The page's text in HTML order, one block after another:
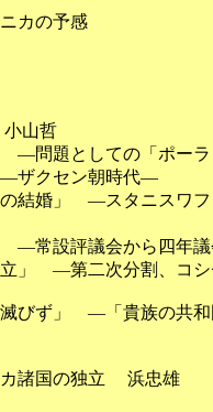
タニカの予
に
ンド 小山哲
としての「ポー
クセン朝時代―
―スタニスワフ・ア
設評議会から四
二次分割、コシチ
―「貴族の共和国」
諸国の独立 浜忠雄
に